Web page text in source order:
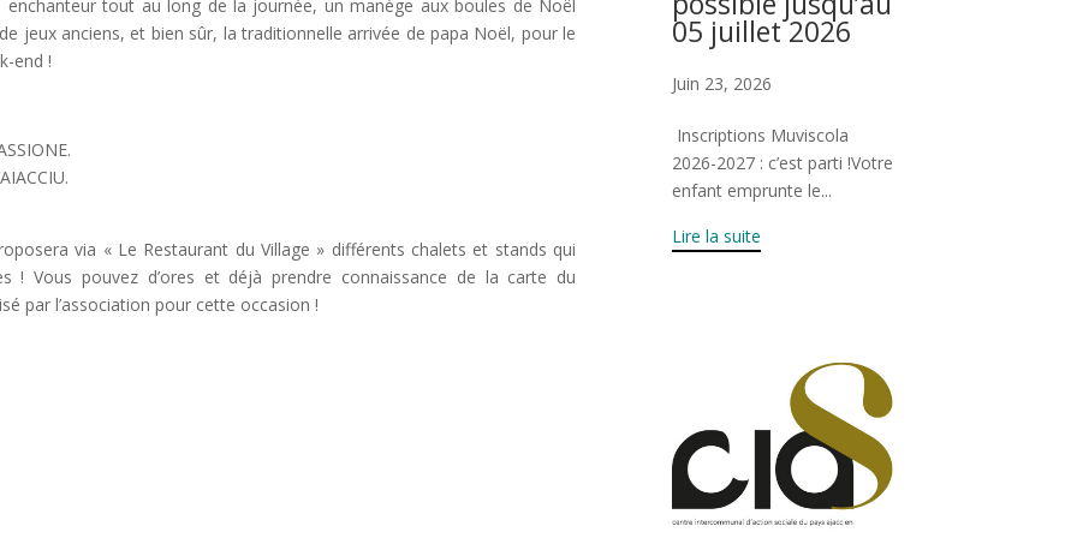
tout au long de la journée, un manège aux boules de Noël
jeux anciens, et bien sûr, la traditionnelle arrivée de papa Noël, pour le
end !
via « Le Restaurant du Village » différents chalets et stands qui
! Vous pouvez d’ores et déjà prendre connaissance de la carte du
par l’association pour cette occasion !
05 juillet 2026
Juin 23, 2026
Inscriptions Muviscola
2026-2027 : c’est parti !Votre
enfant emprunte le...
Lire la suite